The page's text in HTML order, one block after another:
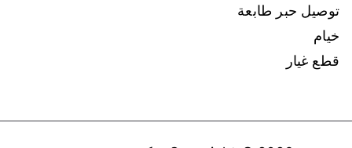
توصيل حبر طابعة
خيام
قطع غيار